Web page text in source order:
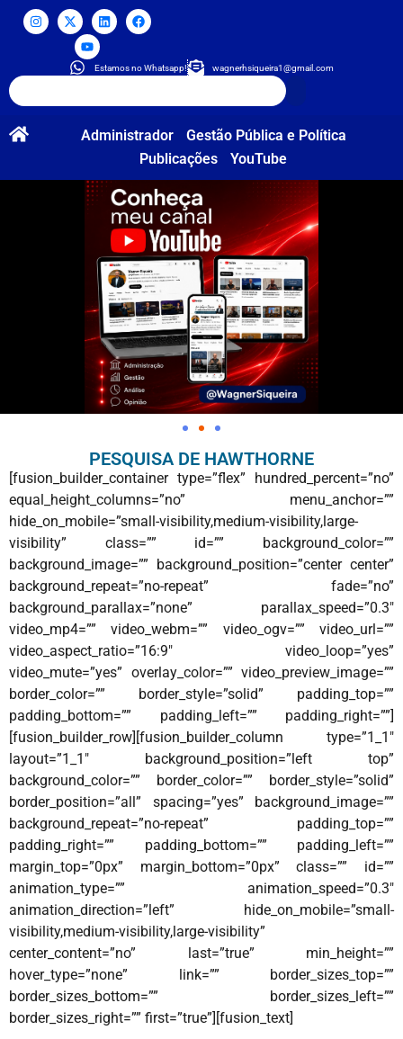
Estamos no Whatsapp! wagnerhsiqueira1@gmail.com
Administrador
Gestão Pública e Política
Publicações
YouTube
PESQUISA DE HAWTHORNE
[fusion_builder_container type=”flex” hundred_percent=”no”
equal_height_columns=”no” menu_anchor=””
hide_on_mobile=”small-visibility,medium-visibility,large-
visibility” class=”” id=”” background_color=””
background_image=”” background_position=”center center”
background_repeat=”no-repeat” fade=”no”
background_parallax=”none” parallax_speed=”0.3″
video_mp4=”” video_webm=”” video_ogv=”” video_url=””
video_aspect_ratio=”16:9″ video_loop=”yes”
video_mute=”yes” overlay_color=”” video_preview_image=””
border_color=”” border_style=”solid” padding_top=””
padding_bottom=”” padding_left=”” padding_right=””]
[fusion_builder_row][fusion_builder_column type=”1_1″
layout=”1_1″ background_position=”left top”
background_color=”” border_color=”” border_style=”solid”
border_position=”all” spacing=”yes” background_image=””
background_repeat=”no-repeat” padding_top=””
padding_right=”” padding_bottom=”” padding_left=””
margin_top=”0px” margin_bottom=”0px” class=”” id=””
animation_type=”” animation_speed=”0.3″
animation_direction=”left” hide_on_mobile=”small-
visibility,medium-visibility,large-visibility”
center_content=”no” last=”true” min_height=””
hover_type=”none” link=”” border_sizes_top=””
border_sizes_bottom=”” border_sizes_left=””
border_sizes_right=”” first=”true”][fusion_text]